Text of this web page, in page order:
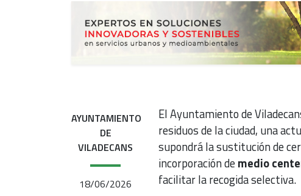
AYUNTAMIENTO
DE
VILADECANS
18/06/2026
El Ayuntamiento de
residuos de la ciudad, una
supondrá la sustitución de
incorporación demedio
facilitar la recogida selectiva.